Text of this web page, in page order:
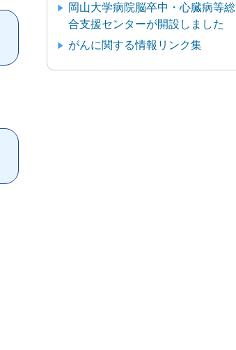
岡山大学病院脳卒中・心臓病等総
合支援センターが開設しました
がんに関する情報リンク集